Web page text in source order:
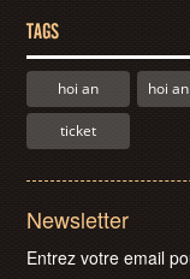
TAGS
hoi an hoi
ticket
Newsletter
Entrez votre email